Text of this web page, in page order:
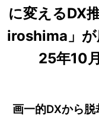
に変えるDX
iroshima」が
25年10
画一的DXから